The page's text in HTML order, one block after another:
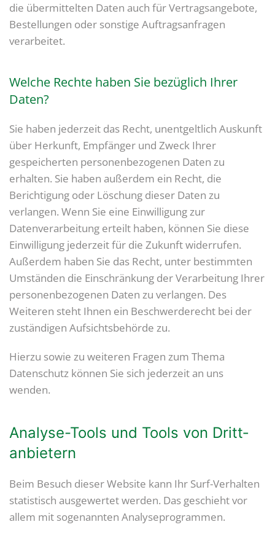
die übermittelten Daten auch für Vertragsangebote,
Bestellungen oder sonstige Auftragsanfragen
verarbeitet.
Welche Rechte haben Sie bezüglich Ihrer
Daten?
Sie haben jederzeit das Recht, unentgeltlich Auskunft
über Herkunft, Empfänger und Zweck Ihrer
gespeicherten personenbezogenen Daten zu
erhalten. Sie haben außerdem ein Recht, die
Berichtigung oder Löschung dieser Daten zu
verlangen. Wenn Sie eine Einwilligung zur
Datenverarbeitung erteilt haben, können Sie diese
Einwilligung jederzeit für die Zukunft widerrufen.
Außerdem haben Sie das Recht, unter bestimmten
Umständen die Einschränkung der Verarbeitung Ihrer
personenbezogenen Daten zu verlangen. Des
Weiteren steht Ihnen ein Beschwerderecht bei der
zuständigen Aufsichtsbehörde zu.
Hierzu sowie zu weiteren Fragen zum Thema
Datenschutz können Sie sich jederzeit an uns
wenden.
Analyse-Tools und Tools von Dritt­
anbietern
Beim Besuch dieser Website kann Ihr Surf-Verhalten
statistisch ausgewertet werden. Das geschieht vor
allem mit sogenannten Analyseprogrammen.